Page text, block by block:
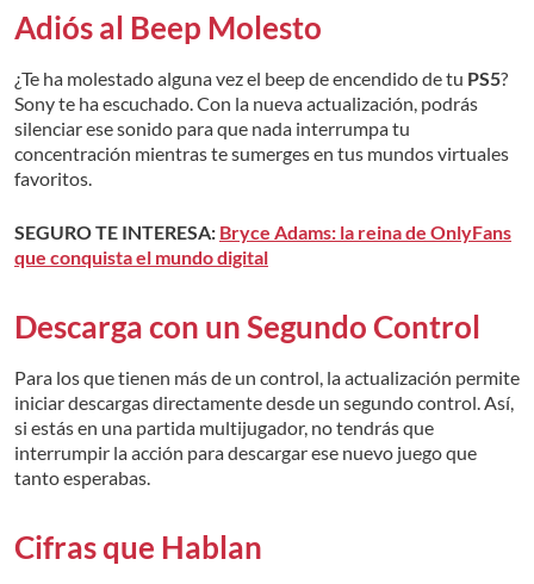
Adiós al Beep Molesto
¿Te ha molestado alguna vez el beep de encendido de tu PS5?
Sony te ha escuchado. Con la nueva actualización, podrás
silenciar ese sonido para que nada interrumpa tu
concentración mientras te sumerges en tus mundos virtuales
favoritos.
SEGURO TE INTERESA: Bryce Adams: la reina de OnlyFans
que conquista el mundo digital
Descarga con un Segundo Control
Para los que tienen más de un control, la actualización permite
iniciar descargas directamente desde un segundo control. Así,
si estás en una partida multijugador, no tendrás que
interrumpir la acción para descargar ese nuevo juego que
tanto esperabas.
Cifras que Hablan